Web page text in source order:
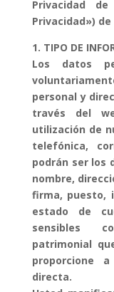
Privacidad
Privacidad») de
1. TIPO DE
Los datos
personal y
través del
utilización de
telefónica,
podrán ser los
nombre,
firma, puesto,
estado de
sensibles
patrimonial
proporcione
directa.